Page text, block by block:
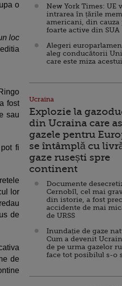
o
loc
fost
sau
fi
lor
de
de
New York Times: UE
intrarea în țările
americani, din
foarte active din SUA
Alegeri
aleg conducătorii
care este miza
Ucraina
Explozie la
din Ucraina care
gazele pentru
se întâmplă cu
gaze rusești spre
continent
Documente
Cernobîl, cel mai
din istorie, a fost
accidente de mai
de URSS
Inundație de gaze
Cum a devenit
de pe urma gazelor
face tot posibilul s-o